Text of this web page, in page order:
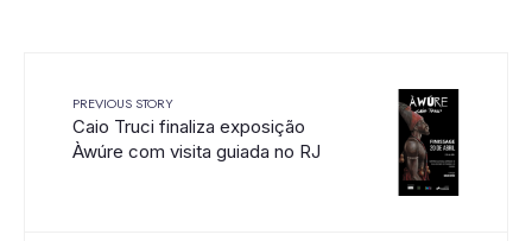
PREVIOUS STORY
Caio Truci finaliza exposição
Àwúre com visita guiada no RJ